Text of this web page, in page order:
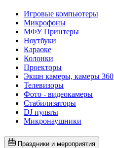
Игровые компьютеры
Микрофоны
МФУ Принтеры
Ноутбуки
Караоке
Колонки
Проекторы
Экшн камеры, камеры 360
Телевизоры
Фото - видеокамеры
Стабилизаторы
DJ пульты
Микронаушники
Праздники и мероприятия